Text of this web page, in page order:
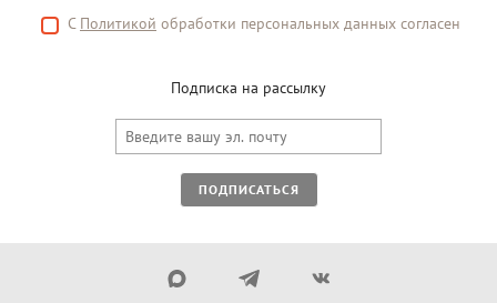
С Политикой обработки персональных данных согласен
Подписка на рассылку
ПОДПИСАТЬСЯ